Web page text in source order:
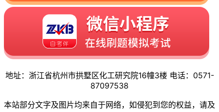
地址：浙江省杭州市拱墅区化工研究院16幢3楼 电话：0571-
87097538
本站部分文字及图片均来自于网络，如侵犯到您的权益，请及